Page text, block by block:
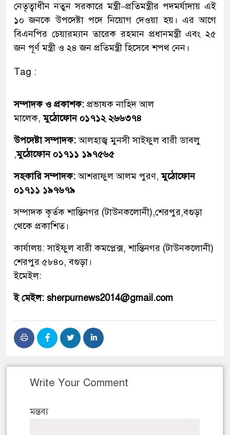
নেতৃত্বাধীন নতুন সরকারে মন্ত্রী–প্রতিমন্ত্রীর পদমর্যাদায় এই
১০ জনকে উপদেষ্টা পদে নিয়োগ দেওয়া হয়। এর আগে
বিএনপির চেয়ারম্যান তারেক রহমান প্রধানমন্ত্রী এবং ২৫
জন পূর্ণ মন্ত্রী ও ২৪ জন প্রতিমন্ত্রী হিসেবে শপথ নেন।
Tag :
সম্পাদক ও প্রকাশক: প্রভাষক নাহিদ আল
মালেক,মুঠোফোন ০১৭১২ ২৬৬৩৭৪
উপদেষ্টা সম্পাদক:আলহাজ্ব মুনসী সাইফুল বারী ডাবলু
,মুঠোফোন ০১৭১১ ১৯৭৫৬৫
সহকারি সম্পাদক:আশরাফুল আলম পুরণ,মুঠোফোন
০১৭১১ ১৯৭৬৭৯
সম্পাদক কৃর্তক শান্তিনগর (টাউনকলোনী),শেরপুর,বগুড়া
থেকে প্রকাশিত।
কার্যালয়: সাইফুল বারী কমপ্লেক্স, শান্তিনগর (টাউনকলোনী)
শেরপুর ৫৮৪০, বগুড়া।
ইমেইল:
ই মেইল: sherpurnews2014@gmail.com
Write Your Comment
মন্তব্য